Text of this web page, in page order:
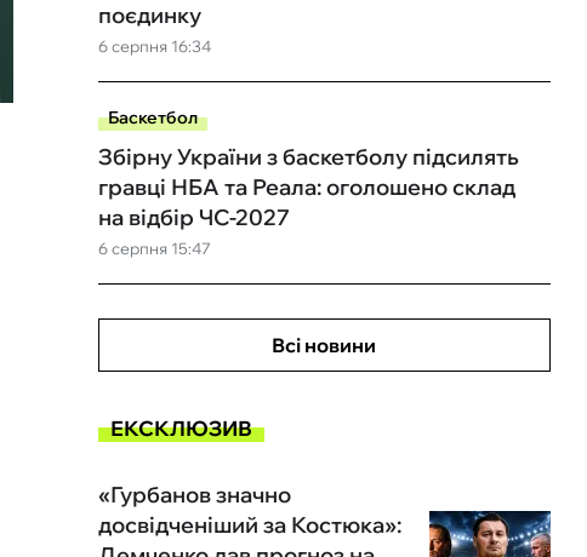
6 серпня 16:34
поєдинку
Баскетбол
6 серпня 15:47
Збірну України з баскетболу підсилять
гравці НБА та Реала: оголошено склад
на відбір ЧС-2027
Всі новини
ЕКСКЛЮЗИВ
«Гурбанов значно
досвідченіший за Костюка»: